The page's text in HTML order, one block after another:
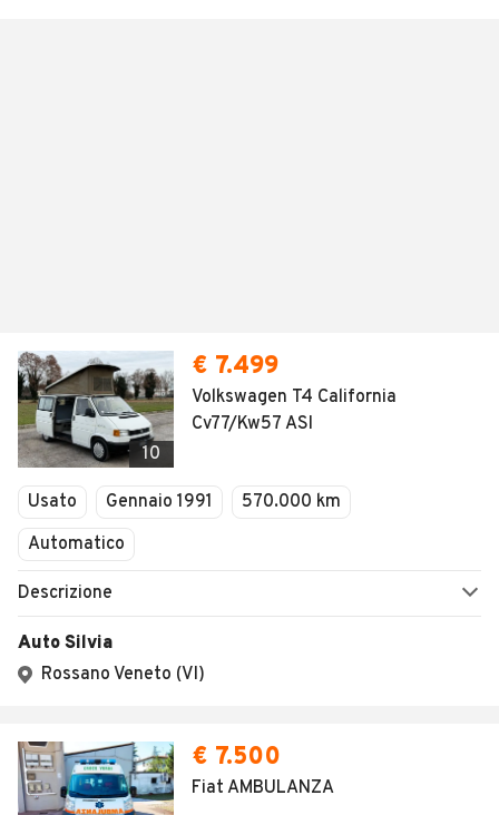
10
€ 7.499
Volkswagen T4 California
Cv77/Kw57 ASI
Usato Gennaio 1991
570.000 km
Automatico
Descrizione
Auto Silvia
Rossano Veneto (VI)
€ 7.500
Fiat AMBULANZA